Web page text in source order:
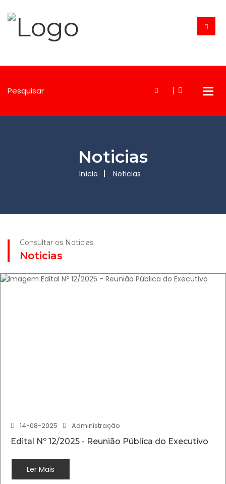
Noticias
Início Noticias
Consultar os Noticias
Noticias
14-08-2025
Administração
Edital Nº 12/2025 - Reunião Pública do Executivo
Ler Mais